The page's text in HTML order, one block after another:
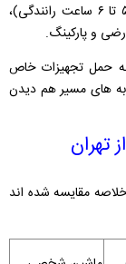
معایب: خستگی رانندگی برای مسیر طولانی (حدود ۵ تا ۶ ساعت رانندگی)،
و پارکینگ.
به حمل تجهیزات خاص
های مسیر هم دیدن
تهران
مقایسه شده‌ اند